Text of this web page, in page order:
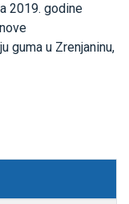
2019. godine
guma u Zrenjaninu,